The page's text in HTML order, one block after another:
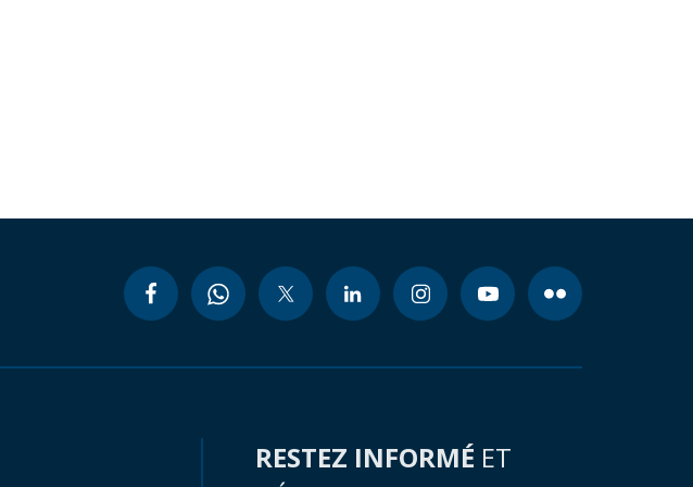
RESTEZ INFORMÉ ET